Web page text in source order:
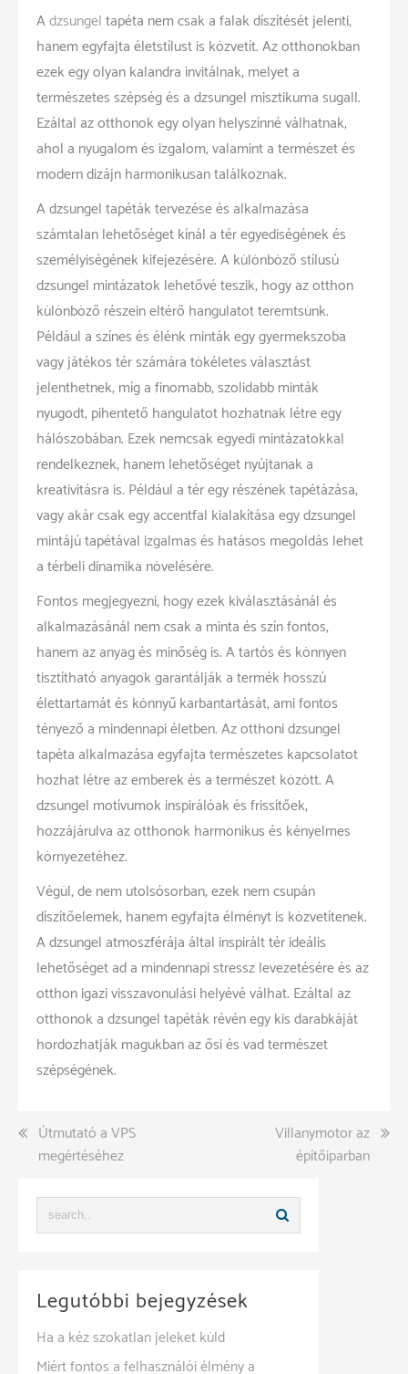
Adzsungeltapéta nem csak a falak díszítését jelenti,
hanem egyfajta életstílust is közvetít. Az otthonokban
ezek egy olyan kalandra invitálnak, melyet a
természetes szépség és a dzsungel misztikuma sugall.
Ezáltal az otthonok egy olyan helyszínné válhatnak,
ahol a nyugalom és izgalom, valamint a természet és
modern dizájn harmonikusan találkoznak.
A dzsungel tapéták tervezése és alkalmazása
számtalan lehetőséget kínál a tér egyediségének és
személyiségének kifejezésére. A különböző stílusú
dzsungel mintázatok lehetővé teszik, hogy az otthon
különböző részein eltérő hangulatot teremtsünk.
Például a színes és élénk minták egy gyermekszoba
vagy játékos tér számára tökéletes választást
jelenthetnek, míg a finomabb, szolidabb minták
nyugodt, pihentető hangulatot hozhatnak létre egy
hálószobában. Ezek nemcsak egyedi mintázatokkal
rendelkeznek, hanem lehetőséget nyújtanak a
kreativitásra is. Például a tér egy részének tapétázása,
vagy akár csak egy accentfal kialakítása egy dzsungel
mintájú tapétával izgalmas és hatásos megoldás lehet
a térbeli dinamika növelésére.
Fontos megjegyezni, hogy ezek kiválasztásánál és
alkalmazásánál nem csak a minta és szín fontos,
hanem az anyag és minőség is. A tartós és könnyen
tisztítható anyagok garantálják a termék hosszú
élettartamát és könnyű karbantartását, ami fontos
tényező a mindennapi életben. Az otthoni dzsungel
tapéta alkalmazása egyfajta természetes kapcsolatot
hozhat létre az emberek és a természet között. A
dzsungel motívumok inspirálóak és frissítőek,
hozzájárulva az otthonok harmonikus és kényelmes
környezetéhez.
Végül, de nem utolsósorban, ezek nem csupán
díszítőelemek, hanem egyfajta élményt is közvetítenek.
A dzsungel atmoszférája által inspirált tér ideális
lehetőséget ad a mindennapi stressz levezetésére és az
otthon igazi visszavonulási helyévé válhat. Ezáltal az
otthonok a dzsungel tapéták révén egy kis darabkáját
hordozhatják magukban az ősi és vad természet
szépségének.
Bejegyzés
navigáció
Útmutató a VPS
megértéséhez
Villanymotor az
építőiparban
Legutóbbi bejegyzések
Ha a kéz szokatlan jeleket küld
Miért fontos a felhasználói élmény a